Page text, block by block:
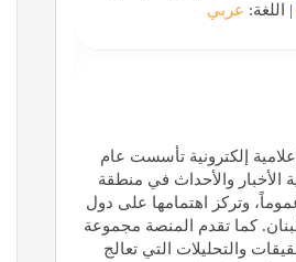
| اللغة: عربي
إلكترونية تأسست عام
الأخبار والأحداث في منطقة
وتركز اهتمامها على دول
كما تقدم المنصة مجموعة
والتحليلات التي تعالج